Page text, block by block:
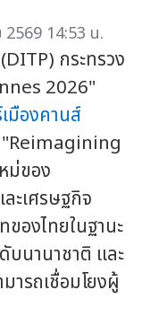
14:53 น.
(DITP) กระทรวง
2026"
มืองคานส์
"Reimagining
ม่ของ
ะเศรษฐกิจ
องไทยในฐานะ
นานาชาติ และ
รถเชื่อมโยงผู้